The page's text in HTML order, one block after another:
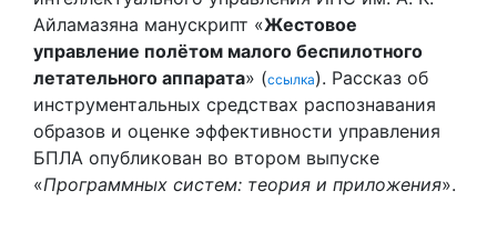
Айламазяна манускрипт «Жестовое
управление полётом малого беспилотного
летательного аппарата» (ссылка). Рассказ об
инструментальных средствах распознавания
образов и оценке эффективности управления
БПЛА опубликован во втором выпуске
«Программных систем: теория и приложения».